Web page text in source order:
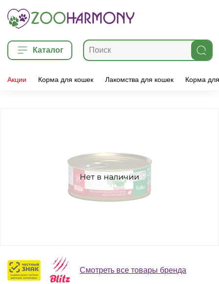
Каталог
Акции Корма для кошек Лакомства для кошек Корма
Нет в наличии
Смотреть все товары бренда